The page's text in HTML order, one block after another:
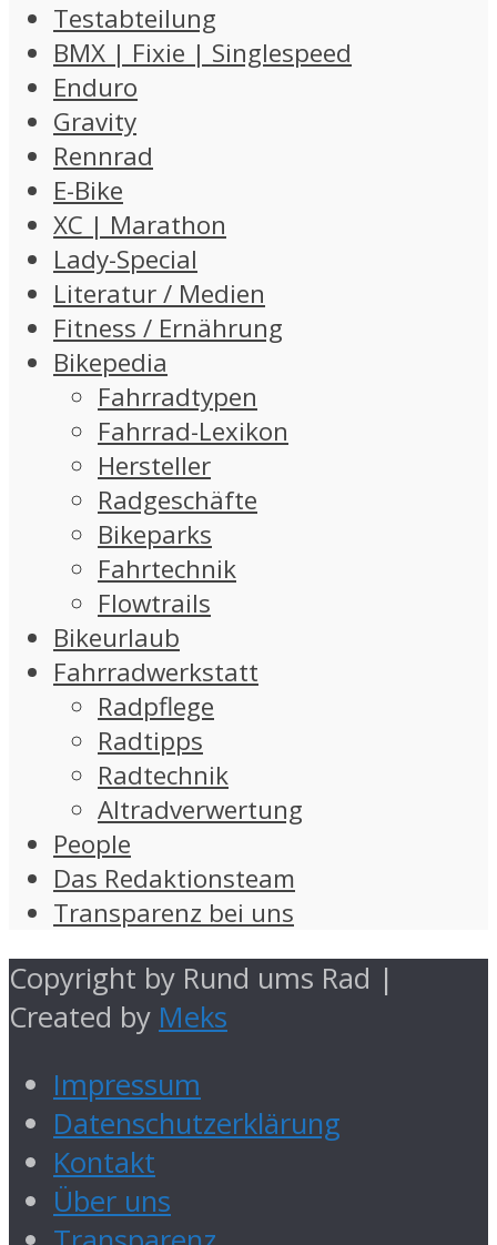
Testabteilung
BMX | Fixie | Singlespeed
Enduro
Gravity
Rennrad
E-Bike
XC | Marathon
Lady-Special
Literatur / Medien
Fitness / Ernährung
Bikepedia
Fahrradtypen
Fahrrad-Lexikon
Hersteller
Radgeschäfte
Bikeparks
Fahrtechnik
Flowtrails
Bikeurlaub
Fahrradwerkstatt
Radpflege
Radtipps
Radtechnik
Altradverwertung
People
Das Redaktionsteam
Transparenz bei uns
Copyright by Rund ums Rad |
Created by Meks
Impressum
Datenschutzerklärung
Kontakt
Über uns